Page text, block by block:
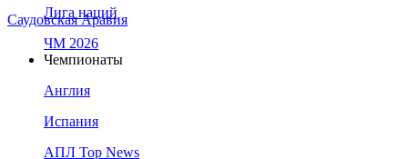
Саудовская Аравия
Лига наций
ЧМ 2026
Чемпионаты
Англия
Испания
АПЛ Top News